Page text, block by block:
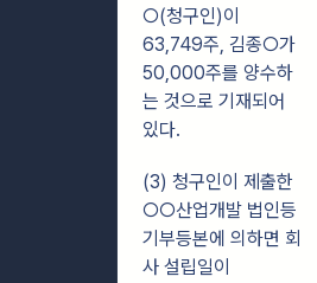
○(청구인)이
63,749주, 김종○가
50,000주를 양수하
는 것으로 기재되어
있다.
(3) 청구인이 제출한
○○산업개발 법인등
기부등본에 의하면 회
사 설립일이